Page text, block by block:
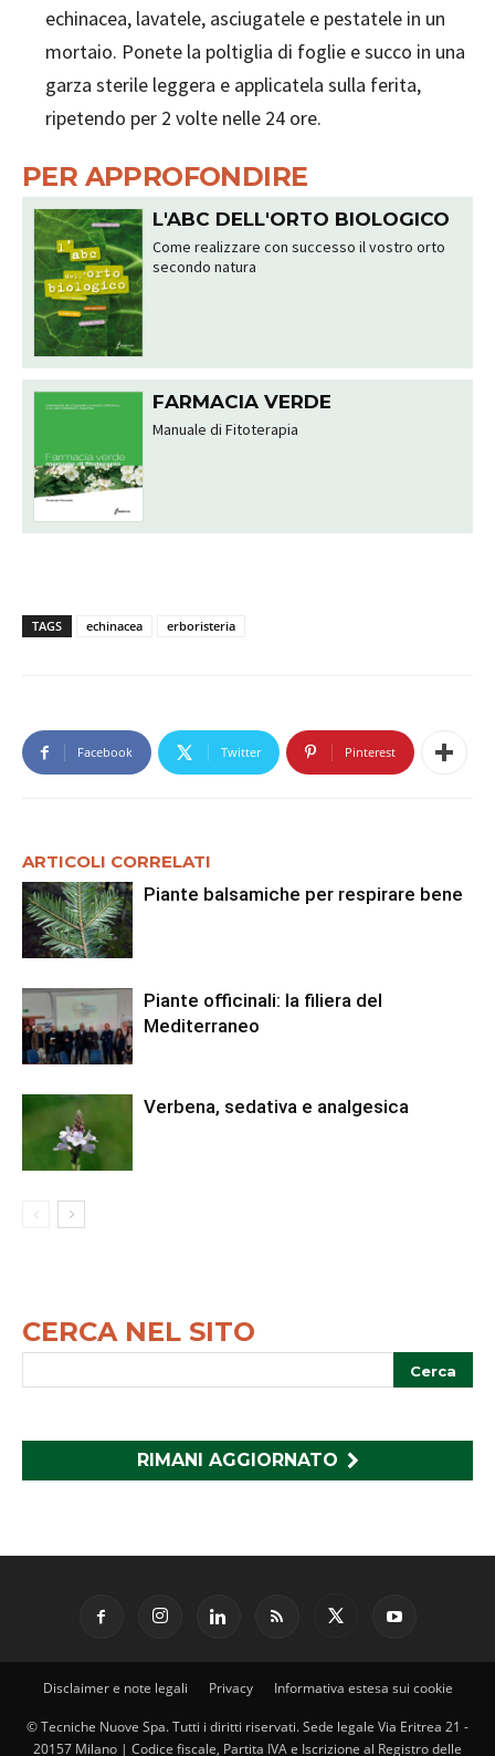
echinacea, lavatele, asciugatele e pestatele in un
mortaio. Ponete la poltiglia di foglie e succo in una
garza sterile leggera e applicatela sulla ferita,
ripetendo per 2 volte nelle 24 ore.
PER APPROFONDIRE
L'ABC DELL'ORTO BIOLOGICO
Come realizzare con successo il vostro orto
secondo natura
FARMACIA VERDE
Manuale di Fitoterapia
TAGS echinacea erboristeria
Facebook Twitter Pinterest
ARTICOLI CORRELATI
Piante balsamiche per respirare bene
Piante officinali: la filiera del
Mediterraneo
Verbena, sedativa e analgesica
CERCA NEL SITO
RIMANI AGGIORNATO
Disclaimer e note legali Privacy Informativa estesa sui cookie
© Tecniche Nuove Spa. Tutti i diritti riservati. Sede legale Via Eritrea 21 -
20157 Milano | Codice fiscale, Partita IVA e Iscrizione al Registro delle